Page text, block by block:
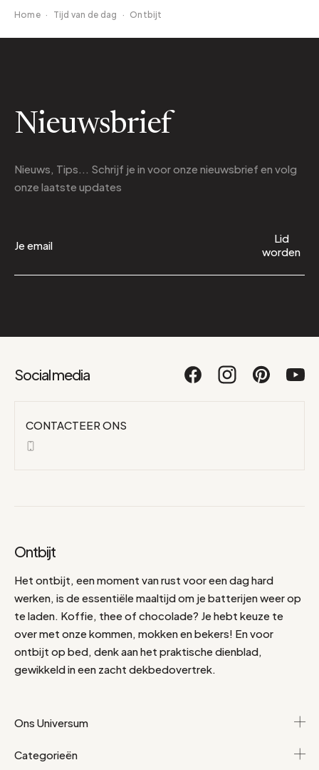
Home · Tijd van de dag · Ontbijt
Nieuwsbrief
Nieuws, Tips... Schrijf je in voor onze nieuwsbrief en volg
onze laatste updates
Lid
worden
Social media
CONTACTEER ONS
Ontbijt
Het ontbijt, een moment van rust voor een dag hard
werken, is de essentiële maaltijd om je batterijen weer op
te laden. Koffie, thee of chocolade? Je hebt keuze te
over met onze kommen, mokken en bekers! En voor
ontbijt op bed, denk aan het praktische dienblad,
gewikkeld in een zacht dekbedovertrek.
Ons Universum
Categorieën